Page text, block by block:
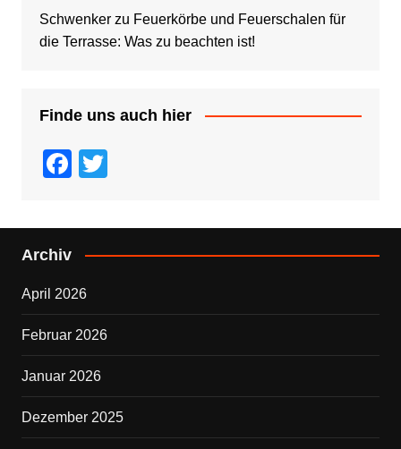
Schwenkerzu Feuerkörbe und Feuerschalen für
die Terrasse: Was zu beachten ist!
Finde uns auch hier
F
c
e
o
o
k
tt
er
Archiv
April 2026
Februar 2026
Januar 2026
Dezember 2025